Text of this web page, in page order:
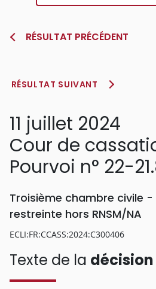
RÉSULTAT PRÉCÉDENT
RÉSULTAT SUIVANT
11 juillet 2024
Cour de
Pourvoi n° 22-
Troisième chambre civile
restreinte hors RNSM/NA
ECLI:FR:CCASS:2024:C300406
Texte de la décision